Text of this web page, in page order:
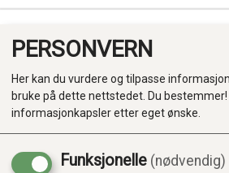
PERSONVERN
Her kan du vurdere og tilpasse
bruke på dette nettstedet. Du
informasjonkapsler etter eget ønske.
Funksjonelle (nødvendig)